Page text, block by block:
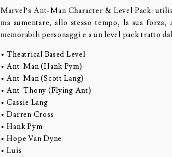
Marvel’s Ant-Man Character & Level Pack:
ma aumentare, allo stesso tempo, la sua
memorabili personaggi e a un level pack tratto
• Theatrical Based Level
• Ant-Man (Hank Pym)
• Ant-Man (Scott Lang)
• Ant-Thony (Flying Ant)
• Cassie Lang
• Darren Cross
• Hank Pym
• Hope Van Dyne
• Luis